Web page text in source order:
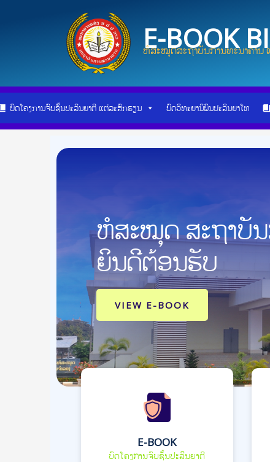
E-BOOK
ຫໍສະໝຸດສະຖາບັນການທະນາຄານ
ບົດໂຄງການຈົບຊັ້ນປະລິນຍາຕີ ແຕ່ລະສົກຮຽນ ບົດວິທະຍານິພົນປະລິນຍາໂທ
ຫໍສະໝຸດ ສະຖາບັ
ຍິນດີຕ້ອນຮັບ
VIEW E-BOOK
E-BOOK
ບົດໂຄງການຈົບຊັ້ນປະລິນຍາຕີ
navigation